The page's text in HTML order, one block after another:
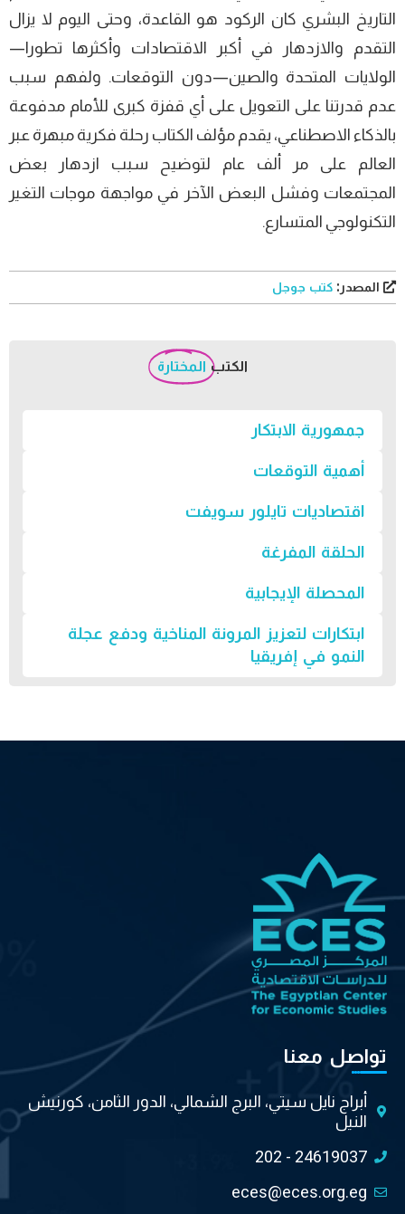
التاريخ البشري كان الركود هو القاعدة، وحتى اليوم لا يزال
التقدم والازدهار في أكبر الاقتصادات وأكثرها تطورا—
الولايات المتحدة والصين—دون التوقعات. ولفهم سبب
عدم قدرتنا على التعويل على أي قفزة كبرى للأمام مدفوعة
بالذكاء الاصطناعي، يقدم مؤلف الكتاب رحلة فكرية مبهرة عبر
العالم على مر ألف عام لتوضيح سبب ازدهار بعض
المجتمعات وفشل البعض الآخر في مواجهة موجات التغير
التكنولوجي المتسارع.
المصدر: كتب جوجل
الكتب المختارة
جمهورية الابتكار
أهمية التوقعات
اقتصاديات تايلور سويفت
الحلقة المفرغة
المحصلة الإيجابية
ابتكارات لتعزيز المرونة المناخية ودفع عجلة
النمو في إفريقيا
تواصل معنا
أبراج نايل سيتي، البرج الشمالي، الدور الثامن، كورنيش
النيل
202 - 24619037
eces@eces.org.eg